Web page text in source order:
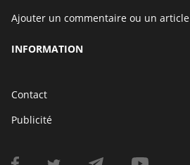
Ajouter un commentaire ou un article
INFORMATION
Contact
Publicité